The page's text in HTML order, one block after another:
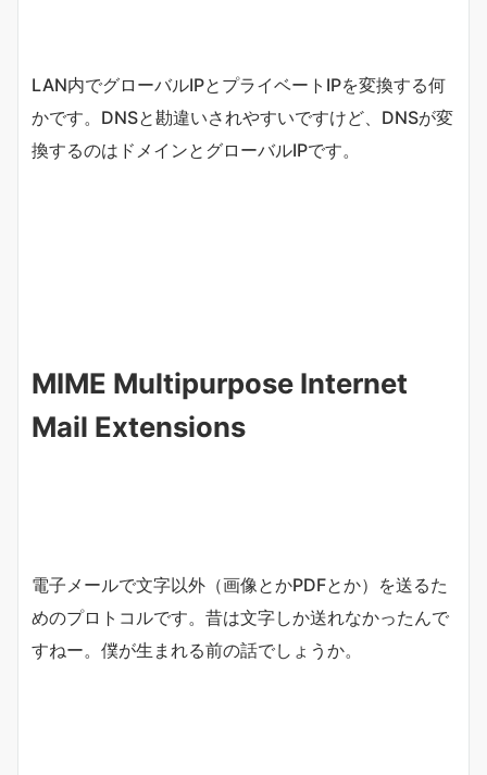
LAN内でグローバルIPとプライベートIPを変換する何
かです。DNSと勘違いされやすいですけど、DNSが変
換するのはドメインとグローバルIPです。
MIME Multipurpose Internet
Mail Extensions
電子メールで文字以外（画像とかPDFとか）を送るた
めのプロトコルです。昔は文字しか送れなかったんで
すねー。僕が生まれる前の話でしょうか。